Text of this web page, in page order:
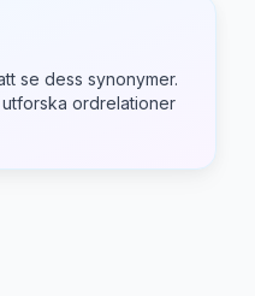
se dess synonymer.
ordrelationer